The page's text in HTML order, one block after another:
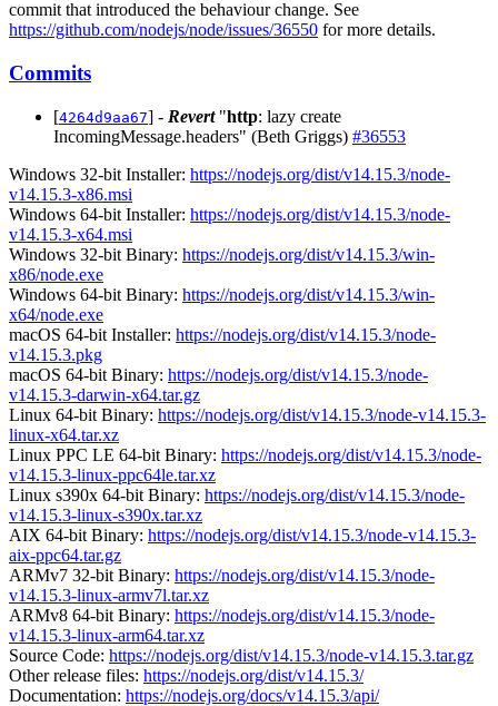
commit that introduced the behaviour change. See
https://github.com/nodejs/node/issues/36550 for more details.
Commits
[4264d9aa67] - Revert"http: lazy create
IncomingMessage.headers" (Beth Griggs) #36553
Windows 32-bit Installer: https://nodejs.org/dist/v14.15.3/node-
v14.15.3-x86.msi
Windows 64-bit Installer: https://nodejs.org/dist/v14.15.3/node-
v14.15.3-x64.msi
Windows 32-bit Binary: https://nodejs.org/dist/v14.15.3/win-
x86/node.exe
Windows 64-bit Binary: https://nodejs.org/dist/v14.15.3/win-
x64/node.exe
macOS 64-bit Installer: https://nodejs.org/dist/v14.15.3/node-
v14.15.3.pkg
macOS 64-bit Binary: https://nodejs.org/dist/v14.15.3/node-
v14.15.3-darwin-x64.tar.gz
Linux 64-bit Binary: https://nodejs.org/dist/v14.15.3/node-v14.15.3-
linux-x64.tar.xz
Linux PPC LE 64-bit Binary: https://nodejs.org/dist/v14.15.3/node-
v14.15.3-linux-ppc64le.tar.xz
Linux s390x 64-bit Binary: https://nodejs.org/dist/v14.15.3/node-
v14.15.3-linux-s390x.tar.xz
AIX 64-bit Binary: https://nodejs.org/dist/v14.15.3/node-v14.15.3-
aix-ppc64.tar.gz
ARMv7 32-bit Binary: https://nodejs.org/dist/v14.15.3/node-
v14.15.3-linux-armv7l.tar.xz
ARMv8 64-bit Binary: https://nodejs.org/dist/v14.15.3/node-
v14.15.3-linux-arm64.tar.xz
Source Code: https://nodejs.org/dist/v14.15.3/node-v14.15.3.tar.gz
Other release files: https://nodejs.org/dist/v14.15.3/
Documentation: https://nodejs.org/docs/v14.15.3/api/